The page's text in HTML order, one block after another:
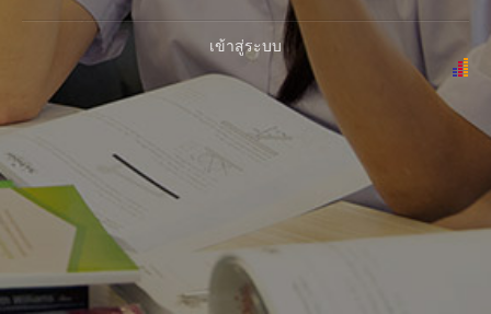
เข้าสู่ระบบ